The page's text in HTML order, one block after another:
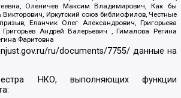
Оленичев Максим Владимирович, Как бы
Викторович, Иркутский союз библиофилов, Честные
Еланчик Олег Александрович, Григорьева
Андрей Валерьевич , Гималова Регина
Фаритовна
ru/documents/7755/ данные на
НКО, выполняющих функции